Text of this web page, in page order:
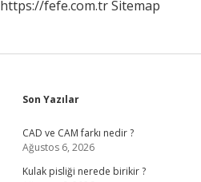
https://fefe.com.trSitemap
Sidebar
Son Yazılar
CAD ve CAM farkı nedir ?
Ağustos 6, 2026
Kulak pisliği nerede birikir ?